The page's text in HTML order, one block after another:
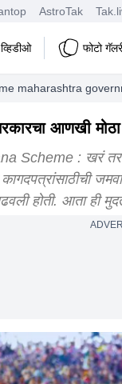
AstroTak
व्हिडीओ फोटो
maharashtra
आणखी मोठा
: खरं तर
होती. आता ही